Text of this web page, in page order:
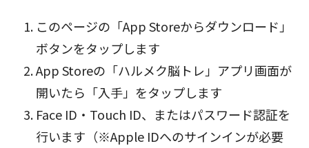
このページの「App Storeからダウンロード」
ボタンをタップします
App Storeの「ハルメク脳トレ」アプリ画面が
開いたら「入手」をタップします
Face ID・Touch ID、またはパスワード認証を
行います（※Apple IDへのサインインが必要